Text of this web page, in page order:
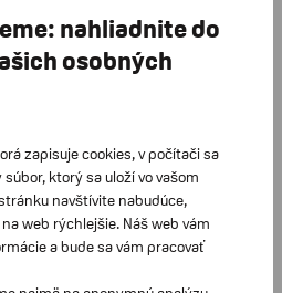
ochranných sitiek.
Bratislava
812 03, 0902 604 047
nahliadnite do
osobných
zapisuje cookies, v počítači sa
ktorý sa uloží vo vašom
navštívite nabudúce,
web rýchlejšie. Náš web vám
a bude sa vám pracovať